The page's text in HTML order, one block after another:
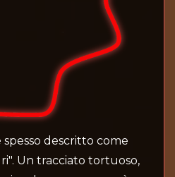
spesso descritto come
Un tracciato tortuoso,